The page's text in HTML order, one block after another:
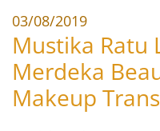
03/08/2019
Mustika Ratu
Merdeka
Makeup